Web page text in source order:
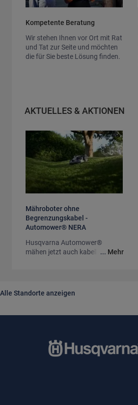
Kompetente Beratung
Wir stehen Ihnen vor Ort mit Rat
und Tat zur Seite und möchten
die für Sie beste Lösung finden.
AKTUELLES & AKTIONEN
Mähroboter ohne
Begrenzungskabel -
Automower® NERA
Husqvarna Automower®
mähen jetzt auch kabellos... Mehr
Alle Standorte anzeigen